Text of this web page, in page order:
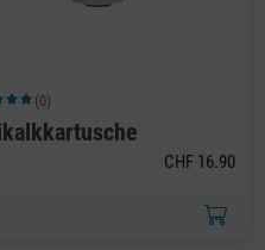
Bewertung von 5 von 5 Sternen
(0)
CHF 16.90